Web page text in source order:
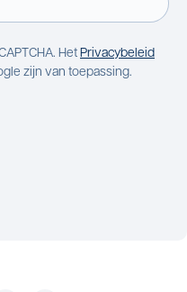
Het Privacybeleid
zijn van toepassing.